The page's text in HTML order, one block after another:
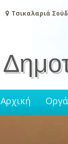
Τσικαλαριά
Αρχική